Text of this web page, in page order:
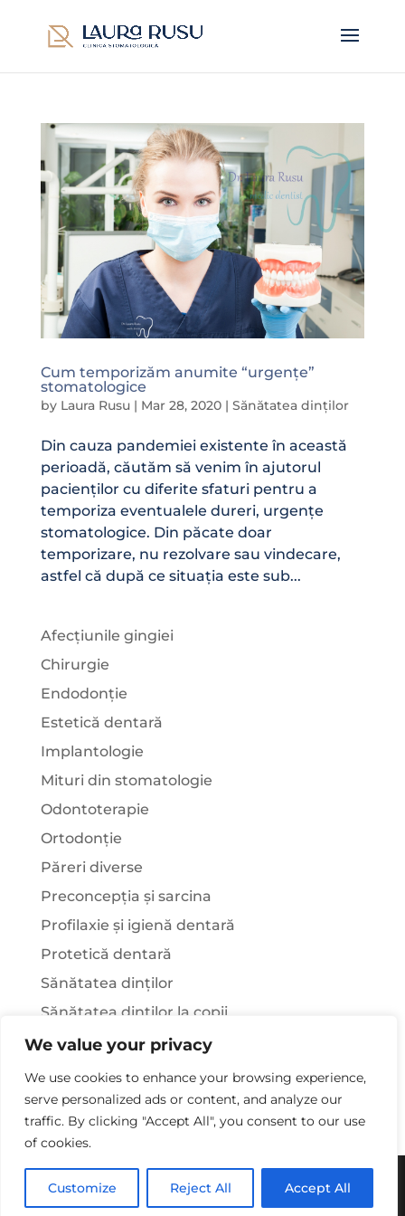
We value your privacy
We use cookies to enhance your browsing experience,
serve personalized ads or content, and analyze our
traffic. By clicking "Accept All", you consent to our use
of cookies.
Customize Reject All Accept All
Cum temporizăm anumite “urgențe”
stomatologice
by Laura Rusu| Mar 28, 2020| Sănătatea dinților
Din cauza pandemiei existente în această
perioadă, căutăm să venim în ajutorul
pacienților cu diferite sfaturi pentru a
temporiza eventualele dureri, urgențe
stomatologice. Din păcate doar
temporizare, nu rezolvare sau vindecare,
astfel că după ce situația este sub...
Afecțiunile gingiei
Chirurgie
Endodonție
Estetică dentară
Implantologie
Mituri din stomatologie
Odontoterapie
Ortodonție
Păreri diverse
Preconcepția și sarcina
Profilaxie și igienă dentară
Protetică dentară
Sănătatea dinților
Sănătatea dinților la copii
Știați că…?
Tratamentul stomatologic la pacienții cu
afecțiuni sistemice
Copywriting© 2025 - Clinica Stomatologica Dr.